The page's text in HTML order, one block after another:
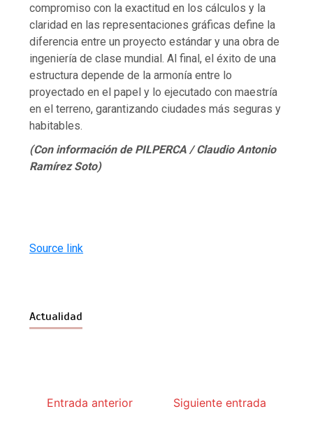
compromiso con la exactitud en los cálculos y la
claridad en las representaciones gráficas define la
diferencia entre un proyecto estándar y una obra de
ingeniería de clase mundial. Al final, el éxito de una
estructura depende de la armonía entre lo
proyectado en el papel y lo ejecutado con maestría
en el terreno, garantizando ciudades más seguras y
habitables.
(Con información de PILPERCA / Claudio Antonio
Ramírez Soto)
Source link
Actualidad
Entrada anterior Siguiente entrada